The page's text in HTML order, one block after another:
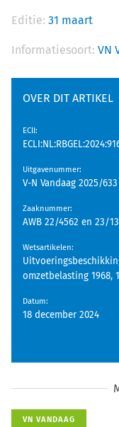
Editie: 31 maart
Informatiesoort: VN
OVER DIT ARTIKEL
EClI:
Uitgavenummer:
V-N Vandaag 2025/633
Zaaknummer:
AWB 22/4562 en 23/
Wetsartikelen:
omzetbelasting 1968,
Datum:
18 december 2024
VN VANDAAG